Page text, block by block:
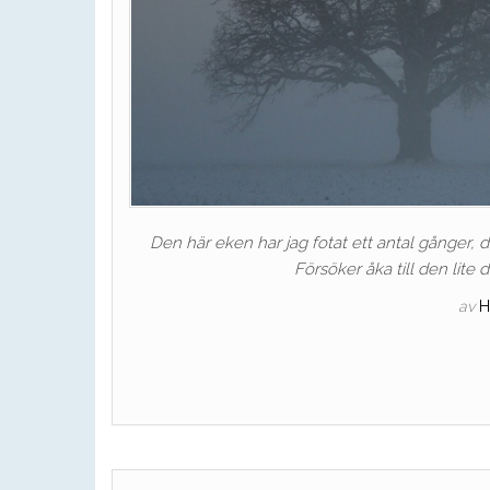
Den här eken har jag fotat ett antal gånger,
Försöker åka till den lite
av